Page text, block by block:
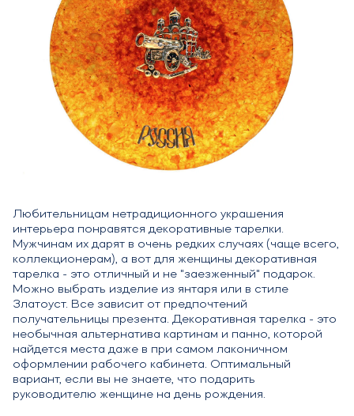
Любительницам нетрадиционного украшения
интерьера понравятся декоративные тарелки.
Мужчинам их дарят в очень редких случаях (чаще всего,
коллекционерам), а вот для женщины декоративная
тарелка - это отличный и не "заезженный" подарок.
Можно выбрать изделие из янтаря или в стиле
Златоуст. Все зависит от предпочтений
получательницы презента. Декоративная тарелка - это
необычная альтернатива картинам и панно, которой
найдется места даже в при самом лаконичном
оформлении рабочего кабинета. Оптимальный
вариант, если вы не знаете, что подарить
руководителю женщине на день рождения.